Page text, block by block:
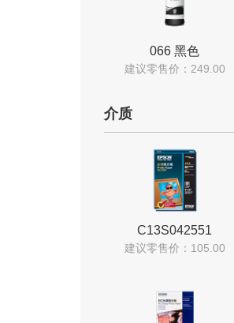
066 黑色
建议零售价：249.00
介质
C13S042551
建议零售价：105.00